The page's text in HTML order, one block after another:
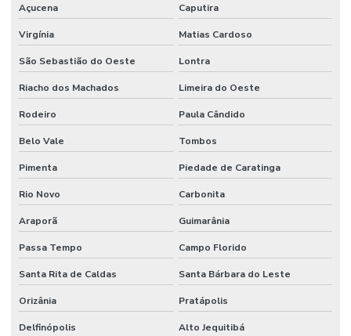
Açucena Caputira
Virgínia Matias Cardoso
São Sebastião do Oeste Lontra
Riacho dos Machados Limeira do Oeste
Rodeiro Paula Cândido
Belo Vale Tombos
Pimenta Piedade de Caratinga
Rio Novo Carbonita
Araporã Guimarânia
Passa Tempo Campo Florido
Santa Rita de Caldas Santa Bárbara do Leste
Orizânia Pratápolis
Delfinópolis Alto Jequitibá